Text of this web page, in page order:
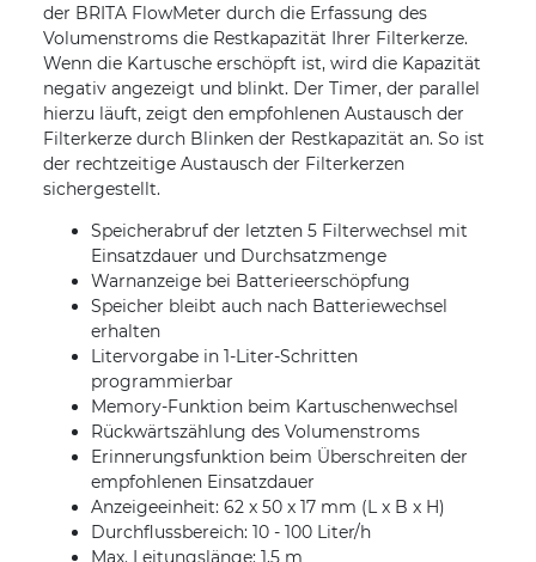
der BRITA FlowMeter durch die Erfassung des
Volumenstroms die Restkapazität Ihrer Filterkerze.
Wenn die Kartusche erschöpft ist, wird die Kapazität
negativ angezeigt und blinkt. Der Timer, der parallel
hierzu läuft, zeigt den empfohlenen Austausch der
Filterkerze durch Blinken der Restkapazität an. So ist
der rechtzeitige Austausch der Filterkerzen
sichergestellt.
Speicherabruf der letzten 5 Filterwechsel mit
Einsatzdauer und Durchsatzmenge
Warnanzeige bei Batterieerschöpfung
Speicher bleibt auch nach Batteriewechsel
erhalten
Litervorgabe in 1-Liter-Schritten
programmierbar
Memory-Funktion beim Kartuschenwechsel
Rückwärtszählung des Volumenstroms
Erinnerungsfunktion beim Überschreiten der
empfohlenen Einsatzdauer
Anzeigeeinheit: 62 x 50 x 17 mm (L x B x H)
Durchflussbereich: 10 - 100 Liter/h
Max. Leitungslänge: 1,5 m